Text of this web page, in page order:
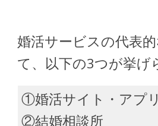
婚活サービスの代表
て、以下の3つが挙げ
①婚活サイト・アプリ
②結婚相談所